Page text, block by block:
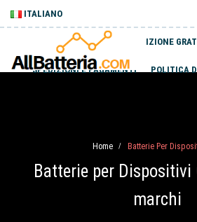
ITALIANO
SPEDIZIONE
SPEDIZIONI E PAGAMENTI POLITICA
Home / Batterie Per
Batterie per Dispositivi
marchi